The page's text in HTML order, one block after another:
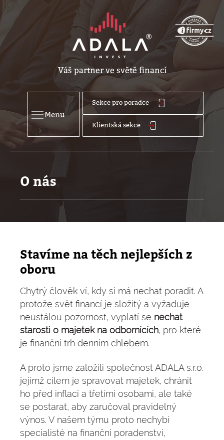
Váš partner ve světě financí
Sekce pro poradce
Klientská sekce
Menu
O nás
Stavíme na těch nejlepších z
oboru
Chytrý člověk ví, kdy si má nechat poradit. A
protože svět financí je složitý a vyžaduje
neustálou pozornost, vyplatí se nechat
starosti o majetek na odbornících, pro které
je finanční trh denním chlebem.
A proto jsme založili společnost ADALA s.r.o.
jejímž cílem je spravovat majetek, chránit
ho před inflací a třetími osobami, ale také
se postarat, aby zaručoval pravidelný
výnos. V našem týmu proto nechybí
specialisté na finanční poradenství,